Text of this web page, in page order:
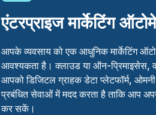
एंटरप्राइज मार्केटिंग
आपके व्यवसाय को एक आधुनिक मार्केटिंग
आवश्यकता है। क्लाउड या ऑन-प्रिमाइसेस,
आपको डिजिटल ग्राहक डेटा प्लेटफॉर्म,
प्रबंधित सेवाओं में मदद करता है ताकि आप
कर सकें।